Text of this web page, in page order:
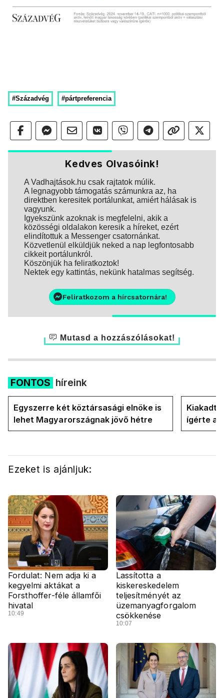
#Századvég #pártpreferencia
Kedves Olvasóink!
A Vadhajtások.hu csak rajtatok múlik.
A legnagyobb támogatás számunkra az, ha
direktben keresitek portálunkat, amiért hálásak is
vagyunk.
Igyekszünk azoknak is megfelelni, akik a
közösségi oldalakon keresik a híreket, ezért
elindítottuk a Messenger csatornánkat.
Közvetlenül elküldjük neked a nap legfontosabb
cikkeit portálunkról.
Köszönjük ha feliratkoztok!
Nektek egy kattintás, nekünk hatalmas segítség.
Feliratkozom a hírcsatornára!
Mutasd a hozzászólásokat!
FONTOS híreink
Egyszerre két köztársasági elnöke is
lehet Magyarországnak jövő hétre
Kiakadt
ígérte a
Magyar
Ezeket is ajánljuk:
Fordulat: Nem adja ki a
kegyelmi aktákat a
Forsthoffer-féle államfői
hivatal
10:49
Lassította a
kiskereskedelem
teljesítményét az
üzemanyagforgalom
csökkenése
10:07